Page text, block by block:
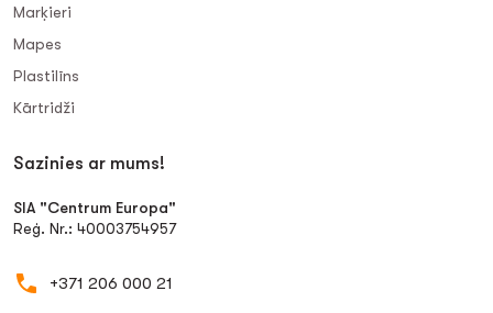
Marķieri
Mapes
Plastilīns
Kārtridži
Sazinies ar mums!
SIA "Centrum Europa"
Reģ. Nr.: 40003754957
+371 206 000 21